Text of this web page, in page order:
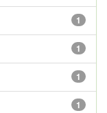
1
1
1
1